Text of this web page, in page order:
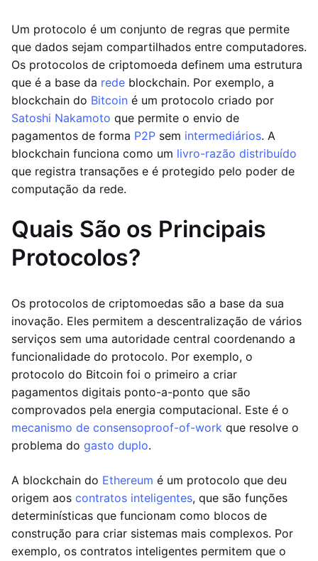
Um protocolo é um conjunto de regras que permite
que dados sejam compartilhados entre computadores.
Os protocolos de criptomoeda definem uma estrutura
que é a base da rede blockchain. Por exemplo, a
blockchain do Bitcoin é um protocolo criado por
Satoshi Nakamoto que permite o envio de
pagamentos de forma P2P sem intermediários. A
blockchain funciona como um livro-razão distribuído
que registra transações e é protegido pelo poder de
computação da rede.
Quais São os Principais
Protocolos?
Os protocolos de criptomoedas são a base da sua
inovação. Eles permitem a descentralização de vários
serviços sem uma autoridade central coordenando a
funcionalidade do protocolo. Por exemplo, o
protocolo do Bitcoin foi o primeiro a criar
pagamentos digitais ponto-a-ponto que são
comprovados pela energia computacional. Este é o
mecanismo de consensoproof-of-work que resolve o
problema do gasto duplo.
A blockchain do Ethereum é um protocolo que deu
origem aos contratos inteligentes, que são funções
determinísticas que funcionam como blocos de
construção para criar sistemas mais complexos. Por
exemplo, os contratos inteligentes permitem que o